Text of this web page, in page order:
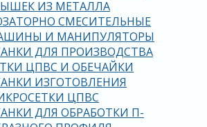
ИЗ МЕТАЛЛА
СМЕСИТЕЛЬНЫЕ
И МАНИПУЛЯТОРЫ
ДЛЯ ПРОИЗВОДСТВА
ЦПВС И ОБЕЧАЙКИ
ИЗГОТОВЛЕНИЯ
ЦПВС
ДЛЯ ОБРАБОТКИ П-